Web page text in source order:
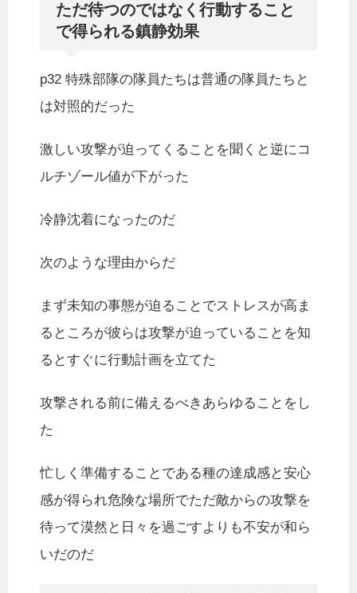
ただ待つのではなく行動すること
で得られる鎮静効果
p32 特殊部隊の隊員たちは普通の隊員たちと
は対照的だった
激しい攻撃が迫ってくることを聞くと逆にコ
ルチゾール値が下がった
冷静沈着になったのだ
次のような理由からだ
まず未知の事態が迫ることでストレスが高ま
るところが彼らは攻撃が迫っていることを知
るとすぐに行動計画を立てた
攻撃される前に備えるべきあらゆることをし
た
忙しく準備することである種の達成感と安心
感が得られ危険な場所でただ敵からの攻撃を
待って漠然と日々を過ごすよりも不安が和ら
いだのだ